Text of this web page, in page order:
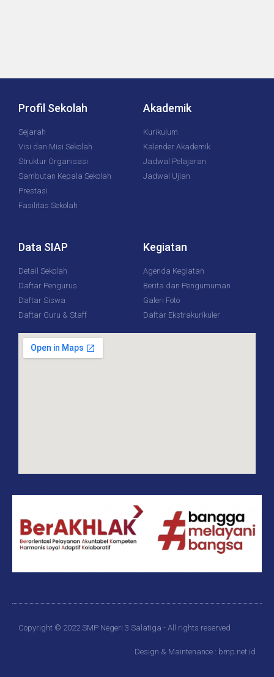
Profil Sekolah
Sejarah
Visi dan Misi Sekolah
Struktur Organisasi
Sambutan Kepala Sekolah
Prestasi
Fasilitas Sekolah
Akademik
Kurikulum
Kalender Akademik
Jadwal Pelajaran
Jadwal Ujian
Data SIAP
Detail Sekolah
Daftar Pengurus
Daftar Siswa
Daftar Guru & Staff
Kegiatan
Agenda Kegiatan
Berita dan Pengumuman
Galeri Foto
Daftar Ekstrakurikuler
Copyright © 2022 SMP Negeri 3 Salatiga - All rights reserved
Design & Maintenance : bmp.net.id